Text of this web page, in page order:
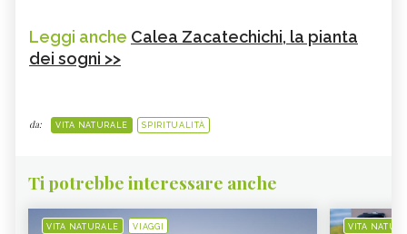
Leggi anche Calea Zacatechichi, la pianta
dei sogni >>
da: VITA NATURALE SPIRITUALITÀ
Ti potrebbe interessare anche
VITA NATURALE VIAGGI VITA